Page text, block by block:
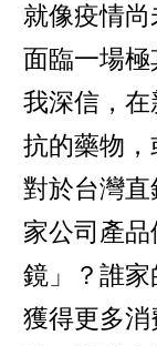
就像疫情
面臨一場極
我深信，
抗的藥物，
對於台灣
家公司產
鏡」？誰家
獲得更多